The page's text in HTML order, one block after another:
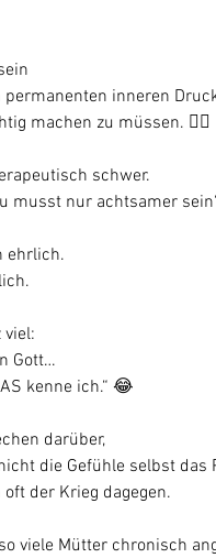
permanenten inneren
machen zu müssen. 😮‍💨
schwer.
musst nur achtsamer
ehrlich.
viel:
Gott…
kenne ich.“ 😂
darüber,
die Gefühle selbst
der Krieg dagegen.
viele Mütter chronisch